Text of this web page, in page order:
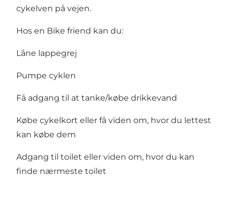
cykelven på vejen.
Hos en Bike friend kan du:
Låne lappegrej
Pumpe cyklen
Få adgang til at tanke/købe drikkevand
Købe cykelkort eller få viden om, hvor du lettest
kan købe dem
Adgang til toilet eller viden om, hvor du kan
finde nærmeste toilet